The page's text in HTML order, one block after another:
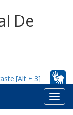
De
[Alt + 3]